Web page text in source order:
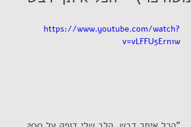
https://www.youtube.com/watch?
v=vLFFU5Ern1w